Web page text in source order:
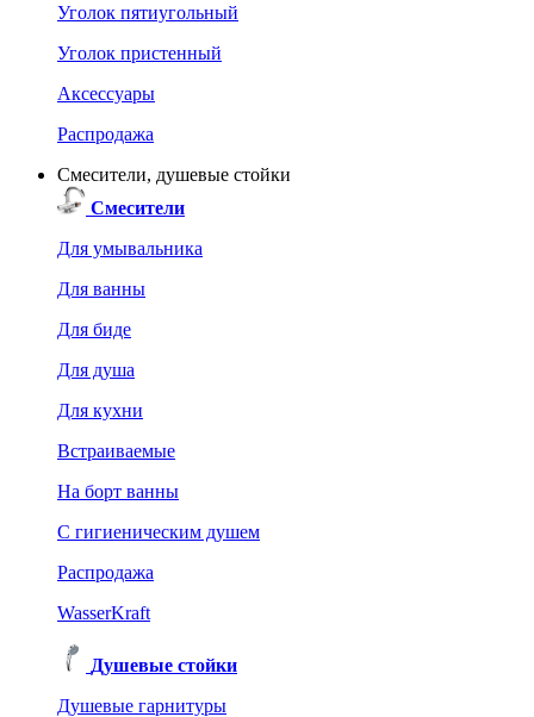
Уголок пятиугольный
Уголок пристенный
Аксессуары
Распродажа
Смесители, душевые стойки
Смесители
Для умывальника
Для ванны
Для биде
Для душа
Для кухни
Встраиваемые
На борт ванны
C гигиеническим душем
Распродажа
WasserKraft
Душевые стойки
Душевые гарнитуры